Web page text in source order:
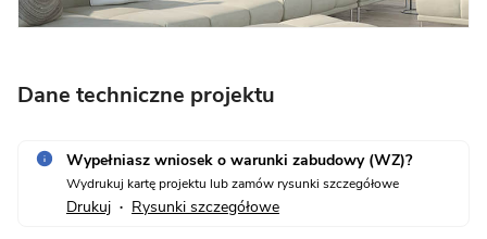
Dane techniczne projektu
Wypełniasz wniosek o warunki zabudowy (WZ)?
Wydrukuj kartę projektu lub zamów rysunki szczegółowe
Drukuj • Rysunki szczegółowe